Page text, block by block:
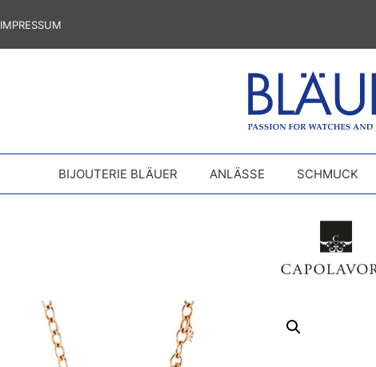
IMPRESSUM
BIJOUTERIE BLÄUER ANLÄSSE SCHMUCK